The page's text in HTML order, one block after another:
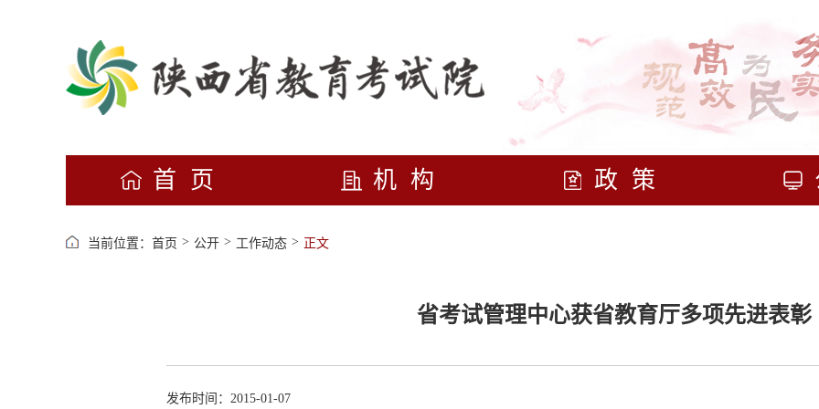
首页 机构 政策
当前位置： 首页 > 公开 > 工作动态 > 正文
省考试管理中心获省教育厅多项先进表彰
发布时间：2015-01-07